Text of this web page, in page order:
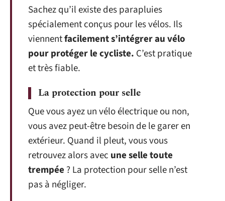
Sachez qu’il existe des parapluies
spécialement conçus pour les vélos. Ils
viennentfacilement s’intégrer au vélo
pour protéger le cycliste. C’est pratique
et très fiable.
La protection pour selle
Que vous ayez un vélo électrique ou non,
vous avez peut-être besoin de le garer en
extérieur. Quand il pleut, vous vous
retrouvez alors avec une selle toute
trempée ? La protection pour selle n’est
pas à négliger.